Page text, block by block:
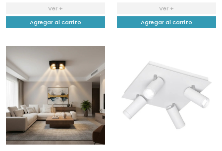
Ver +
Agregar al carrito
Ver +
Agregar al carrito